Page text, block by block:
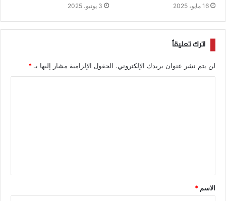
16 مايو، 2025 3 يونيو، 2025
اترك تعليقاً
لن يتم نشر عنوان بريدك الإلكتروني. الحقول الإلزامية مشار إليها بـ *
الاسم *